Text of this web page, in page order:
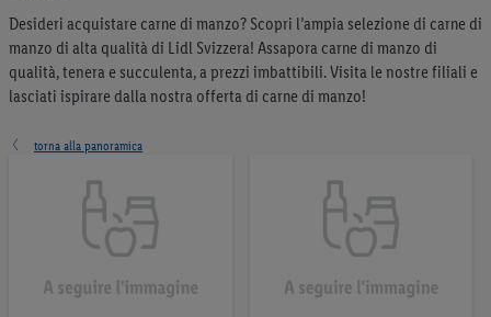
Desideri acquistare carne di manzo? Scopri l’ampia selezione di carne di
manzo di alta qualità di Lidl Svizzera! Assapora carne di manzo di
qualità, tenera e succulenta, a prezzi imbattibili. Visita le nostre filiali e
lasciati ispirare dalla nostra offerta di carne di manzo!
torna alla panoramica
Tutte le categorie
2993
Azione 127
Qualité Suisse 438
Vincitore del test
Frutta & verdura
Pane & prodotti da forno
Müesli & creme da spalmare
Caffè & tè
75
Latticini & uova
375